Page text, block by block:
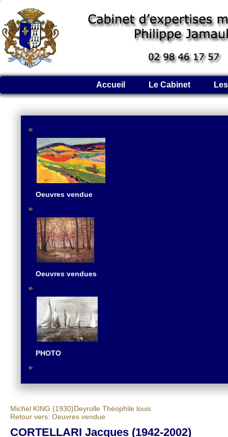
Accueil Le Cabinet
Oeuvres vendue
Oeuvres vendues
PHOTO
Michel KING (1930)Deyrolle Théophile louis
Retour vers: Oeuvres vendue
CORTELLARI Jacques (1942-2002)